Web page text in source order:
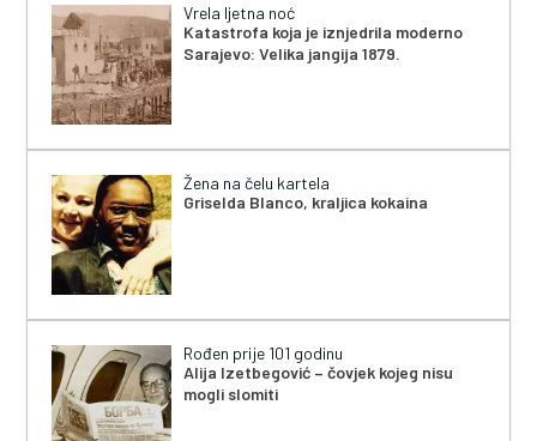
Vrela ljetna noć
Katastrofa koja je iznjedrila moderno
Sarajevo: Velika jangija 1879.
Žena na čelu kartela
Griselda Blanco, kraljica kokaina
Rođen prije 101 godinu
Alija Izetbegović – čovjek kojeg nisu
mogli slomiti